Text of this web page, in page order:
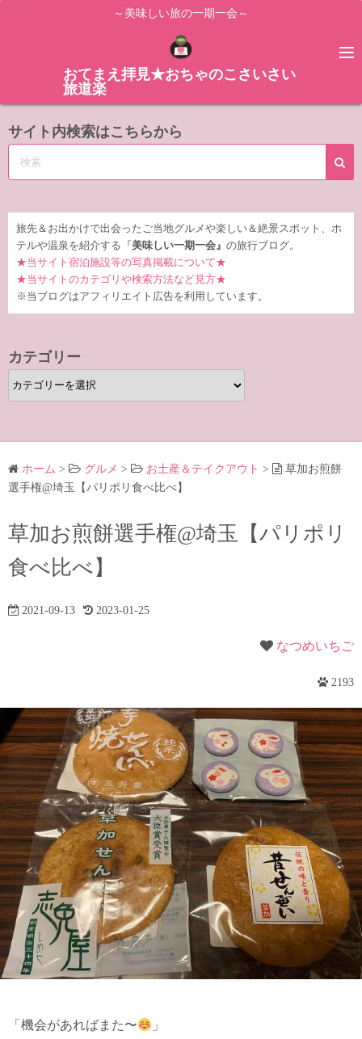
ス
ッ
～美味しい旅の一期一会～
おてまえ拝見★おちゃのこさいさい
旅道楽
サイト内検索はこちらから
旅先＆お出かけで出会ったご当地グルメや楽しい＆絶景スポット、ホ
テルや温泉を紹介する『 美味しい一期一会』 の旅行ブログ。
★当サイト宿泊施設等の写真掲載について★
★当サイトのカテゴリや検索方法など見方★
※当ブログはアフィリエイト広告を利用しています。
カテゴリー
カ
テ
リ
ー ホーム > グルメ > お土産＆テイクアウト >
草加お煎餅
選手権@埼玉【パリポリ食べ比べ】
草加お煎餅選手権@埼玉【パリポリ
食べ比べ】
2021-09-13 2023-01-25
なつめいちご
2193
「機会があればまた〜
」